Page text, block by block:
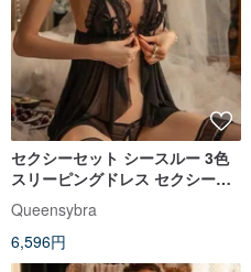
セクシーセット シースルー 3色
スリーピングドレス セクシーラ
ンジェリー
Queensybra
6,596円